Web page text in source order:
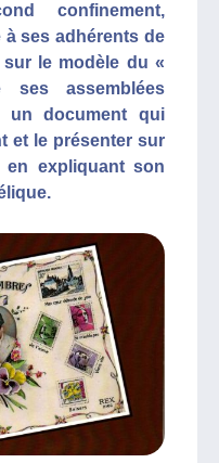
confinement,
à ses adhérents de
le modèle du «
assemblées
un document qui
et le présenter sur
expliquant son